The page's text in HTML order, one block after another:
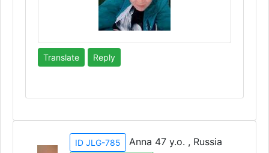
Translate Reply
ID JLG-785 Anna 47 y.o. , Russia